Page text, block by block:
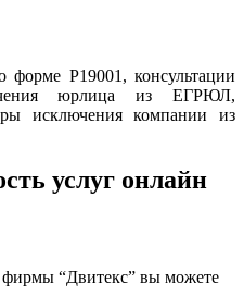
форме Р19001, консультации
юрлица из ЕГРЮЛ,
исключения компании из
услуг онлайн
“Двитекс” вы можете